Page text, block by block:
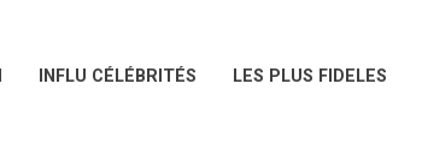
INFLU CÉLÉBRITÉS LES PLUS FIDELES